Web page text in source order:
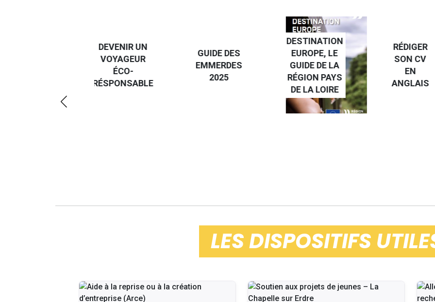
GUIDE DES
EMMERDES
2025
EUROPE, LE
GUIDE DE LA
RÉGION PAYS
RÉDIGER
SON CV
EN
ANGLAIS
FAIRE UN
STAGE À
LES DISPOSITIFS